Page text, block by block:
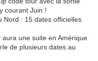
courant Juin !
Nord : 15 dates officielles
une suite en Amérique
de plusieurs dates au